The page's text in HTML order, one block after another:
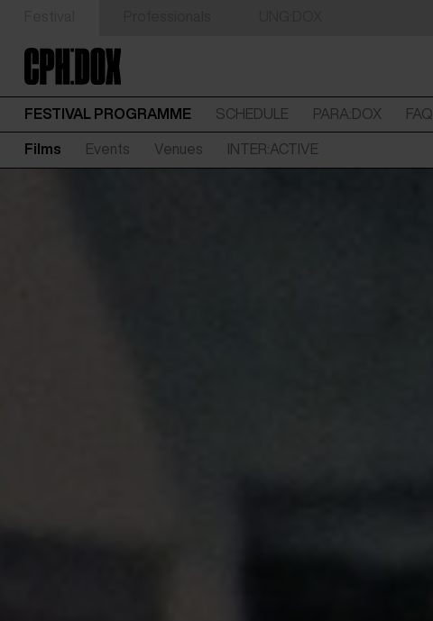
FESTIVAL PROGRAMME SCHEDULE PARA:DOX FAQ
Films Events Venues INTER:ACTIVE